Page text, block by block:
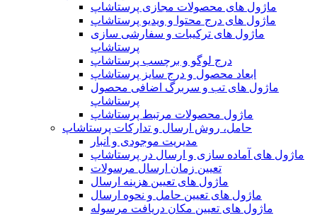
ماژول های محصولات مجازی پرستاشاپ
ماژول های درج محتوا و ویدیو پرستاشاپ
ماژول های ترکیبات و سفارشی سازی
پرستاشاپ
درج لوگو و برچسب پرستاشاپ
ابعاد محصول و درج سایز پرستاشاپ
ماژول های تب و سربرگ اضافی محصول
پرستاشاپ
ماژول محصولات مرتبط پرستاشاپ
حامل، روش ارسال و تدارکات پرستاشاپ
مدیریت موجودی و انبار
ماژول های آماده سازی و ارسال در پرستاشاپ
تعیین زمان ارسال مرسولات
ماژول های تعیین هزینه ارسال
ماژول های تعیین حامل و نحوه ارسال
ماژول های تعیین مکان دریافت مرسوله